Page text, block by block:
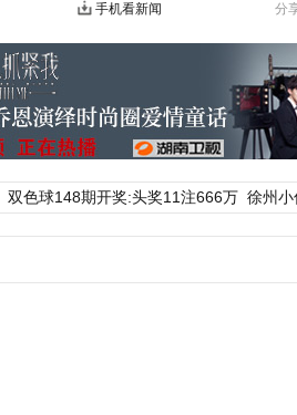
分
手机看新闻
双色球148期开奖:头奖11注666万 徐州